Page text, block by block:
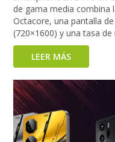
de gama media combina
Octacore, una pantalla
(720×1600) y una tasa
LEER MÁS